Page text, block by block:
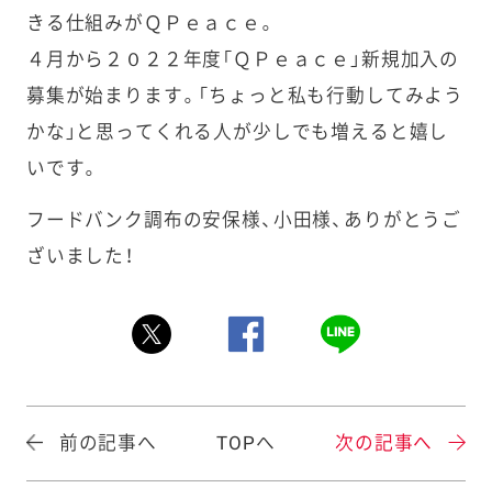
きる仕組みがＱＰｅａｃｅ。
４月から２０２２年度「ＱＰｅａｃｅ」新規加入の
募集が始まります。「ちょっと私も行動してみよう
かな」と思ってくれる人が少しでも増えると嬉し
いです。
フードバンク調布の安保様、小田様、ありがとうご
ざいました！
前の記事へ TOPへ 次の記事へ